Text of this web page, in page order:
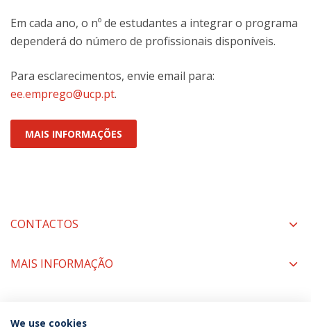
Em cada ano, o nº de estudantes a integrar o programa
dependerá do número de profissionais disponíveis.
Para esclarecimentos, envie email para:
ee.emprego@ucp.pt.
MAIS INFORMAÇÕES
CONTACTOS
MAIS INFORMAÇÃO
COORDENADORES
We use cookies